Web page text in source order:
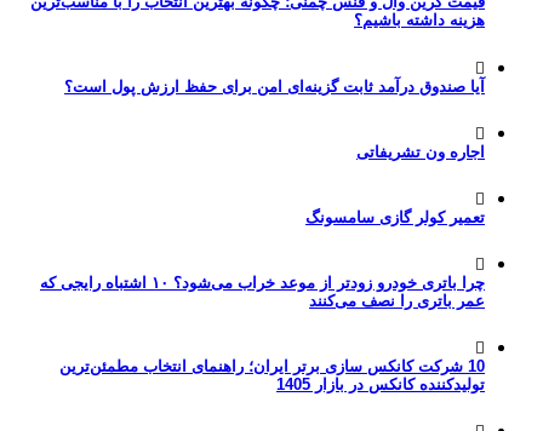
هزینه داشته باشیم؟
آیا صندوق درآمد ثابت گزینه‌ای امن برای حفظ ارزش پول است؟
اجاره ون تشریفاتی
تعمیر کولر گازی سامسونگ
چرا باتری خودرو زودتر از موعد خراب می‌شود؟ ۱۰ اشتباه رایجی که
عمر باتری را نصف می‌کنند
10 شرکت کانکس سازی برتر ایران؛ راهنمای انتخاب مطمئن‌ترین
تولیدکننده کانکس در بازار 1405